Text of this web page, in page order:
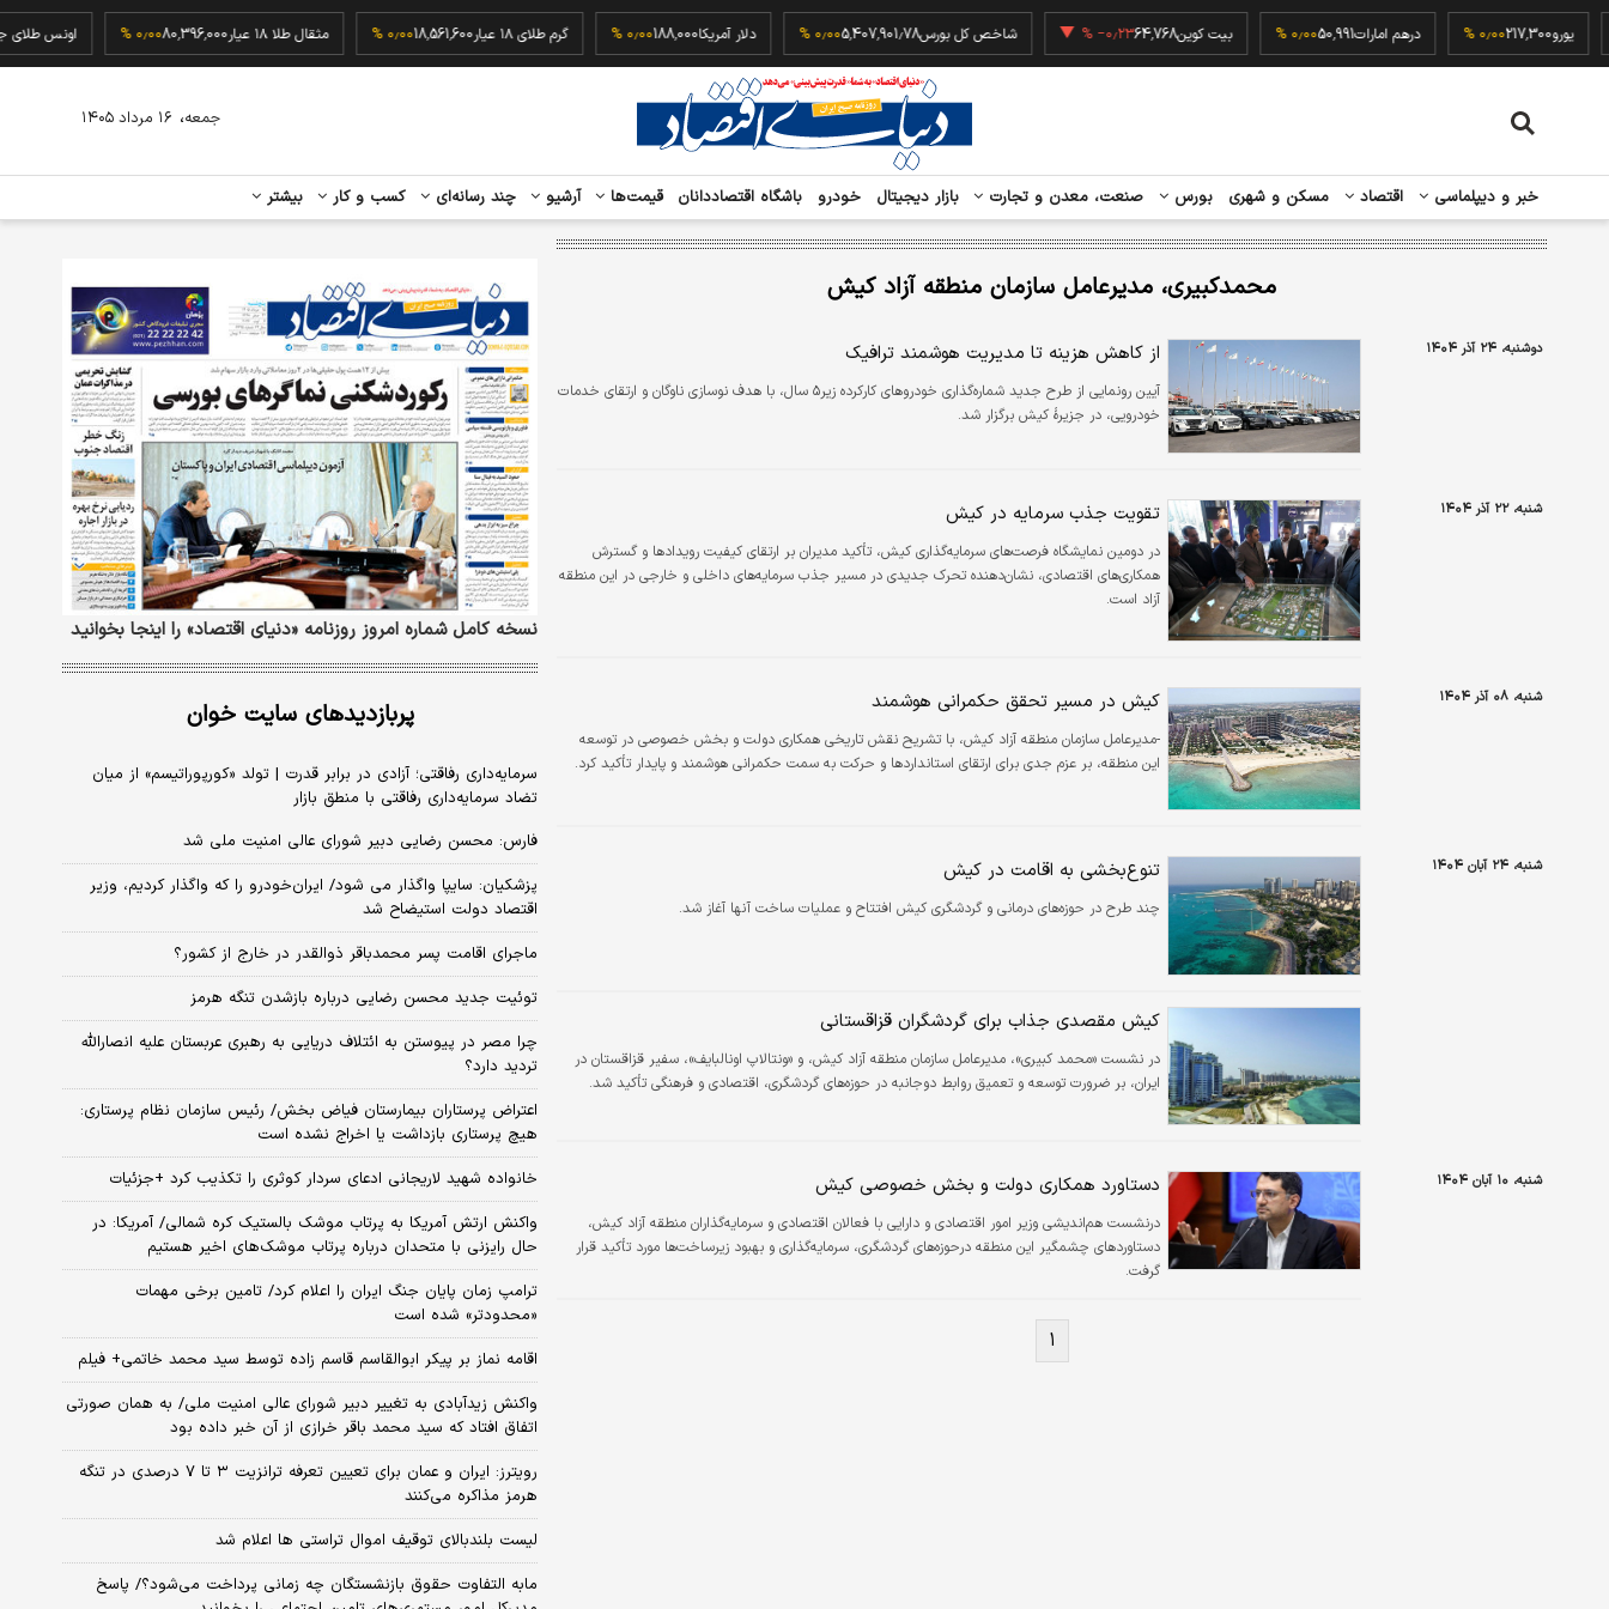
یورو217,300۰٫۰۰ % درهم امارات50,991۰٫۰۰ % بیت کوین64,768 ‎−۰٫۲۳ % شاخص کل بورس5,407,901.78۰٫۰۰ % دلار آمریکا188,000۰٫۰۰ % گرم طلای ۱۸ عیار 18,561,600۰٫۰۰ % مثقال طلا ۱۸ عیار 80,396,000۰٫۰۰ % اونس
خبر و دیپلماسی اقتصاد مسکن و شهری بورس صنعت، معدن و تجارت بازار دیجیتال خودرو باشگاه اقتصاددانان قیمت‌ها آرشیو چند رسانه‌ای کسب و کار بیشتر
جمعه، ۱۶ مرداد ۱۴۰۵
محمدکبیری، مدیرعامل سازمان منطقه آزاد کیش
دوشنبه، ۲۴ آذر ۱۴۰۴ از کاهش هزینه تا مدیریت هوشمند ترافیک
آیین رونمایی از طرح جدید شماره‌گذاری خودروهای کارکرده زیر۵ سال، با هدف نوسازی ناوگان و ارتقای خدمات
خودرویی، در جزیرهٔ کیش برگزار شد.
شنبه، ۲۲ آذر ۱۴۰۴ تقویت جذب سرمایه در کیش
در دومین نمایشگاه فرصت‌های سرمایه‌گذاری کیش، تأکید مدیران بر ارتقای کیفیت رویدادها و گسترش
همکاری‌های اقتصادی، نشان‌دهنده تحرک جدیدی در مسیر جذب سرمایه‌های داخلی و خارجی در این منطقه
آزاد است.
شنبه، ۰۸ آذر ۱۴۰۴ کیش در مسیر تحقق حکمرانی هوشمند
-مدیرعامل سازمان منطقه آزاد کیش، با تشریح نقش تاریخی همکاری دولت و بخش خصوصی در توسعه
این منطقه، بر عزم جدی برای ارتقای استانداردها و حرکت به سمت حکمرانی هوشمند و پایدار تأکید کرد.
شنبه، ۲۴ آبان ۱۴۰۴ تنوع‌بخشی به اقامت در کیش
چند طرح در حوزه‌های درمانی و گردشگری کیش افتتاح و عملیات ساخت آنها آغاز شد.
کیش مقصدی جذاب برای گردشگران قزاقستانی
در نشست «محمد کبیری»، مدیرعامل سازمان منطقه آزاد کیش، و «ونتالاپ اونالبایف»، سفیر قزاقستان در
ایران، بر ضرورت توسعه و تعمیق روابط دوجانبه در حوزه‌های گردشگری، اقتصادی و فرهنگی تأکید شد.
شنبه، ۱۰ آبان ۱۴۰۴ دستاورد همکاری دولت و بخش خصوصی کیش
درنشست هم‌اندیشی وزیر امور اقتصادی و دارایی با فعالان اقتصادی و سرمایه‌گذاران منطقه آزاد کیش،
دستاوردهای چشمگیر این منطقه درحوزه‌های گردشگری، سرمایه‌گذاری و بهبود زیرساخت‌ها مورد تأکید قرار
گرفت.
۱
نسخه کامل شماره امروز روزنامه «دنیای‌ اقتصاد» را اینجا بخوانید
پربازدیدهای سایت خوان
سرمایه‌داری رفاقتی؛ آزادی در برابر قدرت | تولد «کورپوراتیسم» از میان
تضاد سرمایه‌داری رفاقتی با منطق بازار
فارس: محسن رضایی دبیر شورای عالی امنیت ملی شد
پزشکیان: سایپا واگذار می شود/ ایران‌خودرو را که واگذار کردیم، وزیر
اقتصاد دولت استیضاح شد
ماجرای اقامت پسر محمدباقر ذوالقدر در خارج از کشور؟
توئیت جدید محسن رضایی درباره بازشدن تنگه هرمز
چرا مصر در پیوستن به ائتلاف دریایی به رهبری عربستان علیه انصارالله
تردید دارد؟
اعتراض پرستاران بیمارستان فیاض بخش/ رئیس سازمان نظام پرستاری:
هیچ پرستاری بازداشت یا اخراج نشده است
خانواده شهید لاریجانی ادعای سردار کوثری را تکذیب کرد +جزئیات
واکنش ارتش آمریکا به پرتاب موشک بالستیک کره شمالی/ آمریکا: در
حال رایزنی با متحدان درباره پرتاب موشک‌های اخیر هستیم
ترامپ زمان پایان جنگ ایران را اعلام کرد/ تامین برخی مهمات
«محدودتر» شده است
اقامه نماز بر پیکر ابوالقاسم قاسم زاده توسط سید محمد خاتمی+ فیلم
واکنش زیدآبادی به تغییر دبیر شورای عالی امنیت ملی/ به همان صورتی
اتفاق افتاد که سید محمد باقر خرازی از آن خبر داده بود
رویترز: ایران و عمان برای تعیین تعرفه ترانزیت ۳ تا ۷ درصدی در تنگه
هرمز مذاکره می‌کنند
لیست بلندبالای توقیف اموال تراستی ها اعلام شد
مابه التفاوت حقوق بازنشستگان چه زمانی پرداخت می‌شود؟/ پاسخ